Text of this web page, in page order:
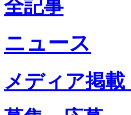
全記事
ニュース
メディア掲載